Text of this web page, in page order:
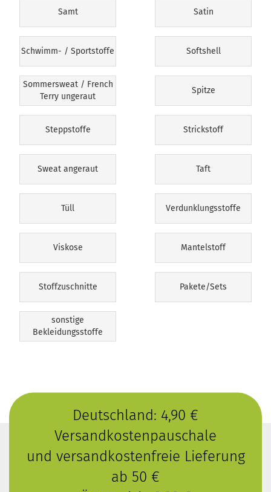
Samt Satin
Schwimm- / Sportstoffe Softshell
Sommersweat / French
Terry ungeraut
Spitze
Steppstoffe Strickstoff
Sweat angeraut Taft
Tüll Verdunklungsstoffe
Viskose Mantelstoff
Stoffzuschnitte Pakete/Sets
sonstige
Bekleidungsstoffe
Deutschland: 4,90 €
Versandkostenpauschale
und versandkostenfreie Lieferung
ab 50 €